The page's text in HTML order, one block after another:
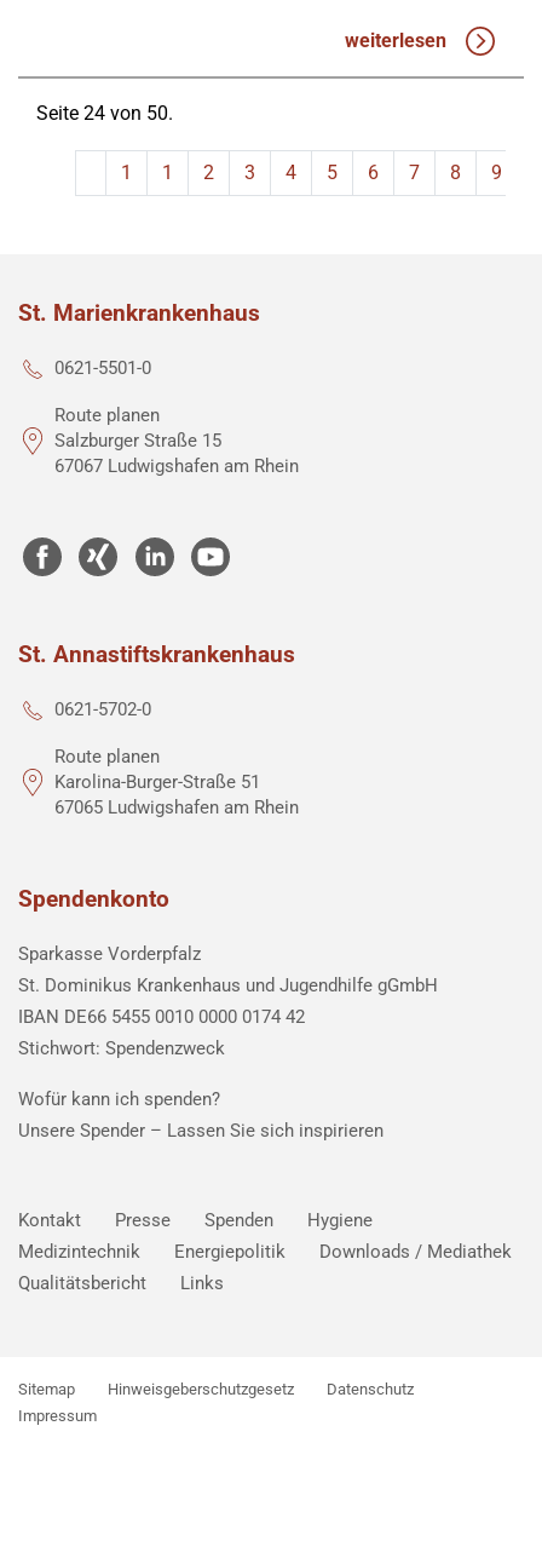
weiterlesen
Seite 24 von 50.
1 1 2 3 4 5 6 7 8 9
St. Marienkrankenhaus
0621-5501-0
Route planen
Salzburger Straße 15
67067 Ludwigshafen am Rhein
St. Annastiftskrankenhaus
0621-5702-0
Route planen
Karolina-Burger-Straße 51
67065 Ludwigshafen am Rhein
Spendenkonto
Sparkasse Vorderpfalz
St. Dominikus Krankenhaus und Jugendhilfe gGmbH
IBAN DE66 5455 0010 0000 0174 42
Stichwort: Spendenzweck
Wofür kann ich spenden?
Unsere Spender – Lassen Sie sich inspirieren
Kontakt Presse Spenden
Hygiene
Medizintechnik
Energiepolitik
Downloads / Mediathek
Qualitätsbericht
Links
Sitemap Hinweisgeberschutzgesetz
Datenschutz
Impressum